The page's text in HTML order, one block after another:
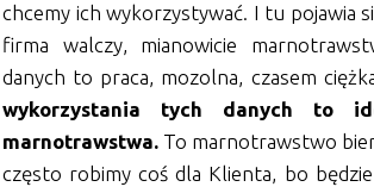
chcemy ich wykorzystywać. I tu pojawia
firma walczy, mianowicie
danych to praca, mozolna, czasem
wykorzystania tych danych to
marnotrawstwa. To marnotrawstwo
często robimy coś dla Klienta, bo